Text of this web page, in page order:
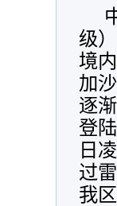
级
境内
加
逐
登
日
过
我